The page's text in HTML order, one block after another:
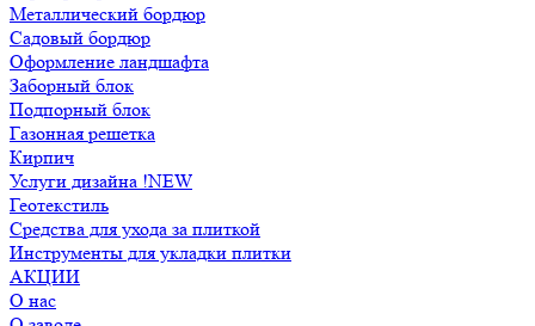
Металлический бордюр
Садовый бордюр
Оформление ландшафта
Заборный блок
Подпорный блок
Газонная решетка
Кирпич
Услуги дизайна !NEW
Геотекстиль
Средства для ухода за плиткой
Инструменты для укладки плитки
АКЦИИ
О нас